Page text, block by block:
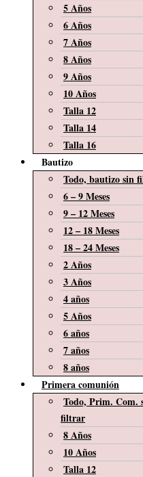
5 Años
6 Años
7 Años
8 Años
9 Años
10 Años
Talla 12
Talla 14
Talla 16
Bautizo
Todo, bautizo sin
6 – 9 Meses
9 – 12 Meses
12 – 18 Meses
18 – 24 Meses
2 Años
3 Años
4 años
5 Años
6 años
7 años
8 años
Primera comunión
Todo, Prim. Com.
filtrar
8 Años
10 Años
Talla 12